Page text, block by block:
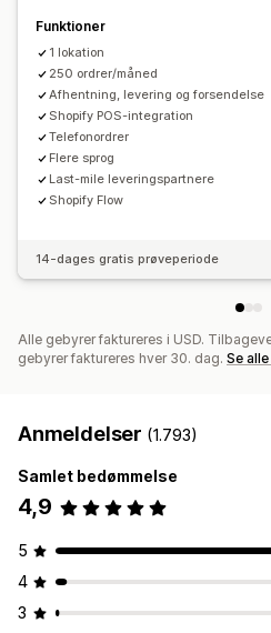
Estimerede leveringstidspunkter
Ruteoptimering
Funktioner
1 lokation
250 ordrer/måned
Afhentning, levering og forsendelse
Shopify POS-integration
Telefonordrer
Flere sprog
Last-mile leveringspartnere
Shopify Flow
14-dages gratis prøveperiode
Alle gebyrer faktureres i USD.
gebyrer faktureres hver 30. dag. Se
Anmeldelser (1.793)
Samlet bedømmelse
4,9
5
4
3